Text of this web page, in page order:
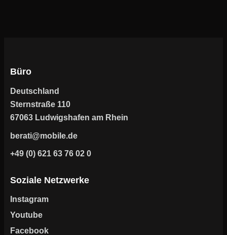
Büro
Deutschland
Sternstraße 110
67063 Ludwigshafen am Rhein
berati@mobile.de
+49 (0) 621 63 76 02 0
Soziale Netzwerke
Instagram
Youtube
Facebook